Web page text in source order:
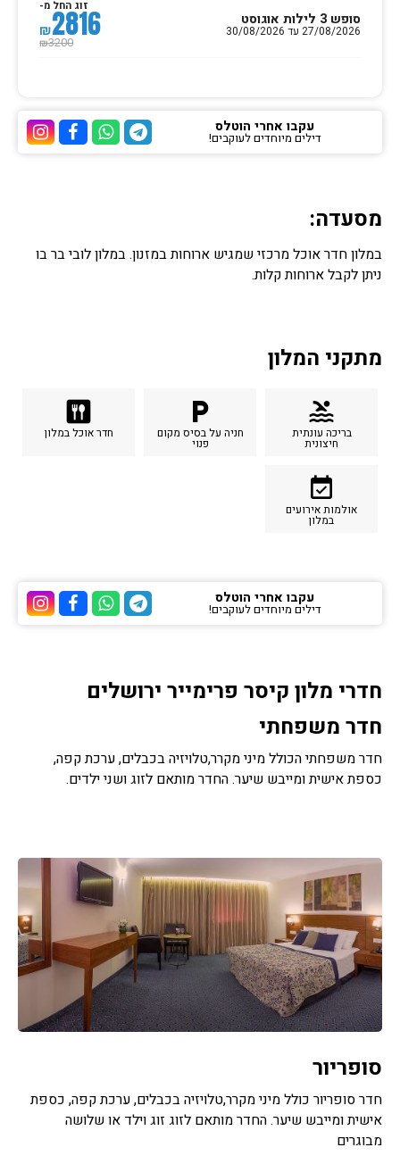
סופש 3 לילות אוגוסט
27/08/2026 עד 30/08/2026
זוג החל מ-
₪2816
₪3200
ערוץ ערוץ
ערוץ הוואטסאפ של
ערוץ הטלגרם של הוטלס
עקבו אחרי הוטלס
דילים מיוחדים לעוקבים!
מסעדה:
במלון חדר אוכל מרכזי שמגיש ארוחות במזנון. במלון לובי בר בו
ניתן לקבל ארוחות קלות.
מתקני המלון
pool
בריכה עונתית
חיצונית
local_parking
חניה על בסיס מקום
פנוי
dining
חדר אוכל במלון
event_available
אולמות אירועים
במלון
ערוץ ערוץ
ערוץ הוואטסאפ של
ערוץ הטלגרם של הוטלס
עקבו אחרי הוטלס
דילים מיוחדים לעוקבים!
חדרי מלון קיסר פרימייר ירושלים
חדר משפחתי
חדר משפחתי הכולל מיני מקרר,טלויזיה בכבלים, ערכת קפה,
כספת אישית ומייבש שיער. החדר מותאם לזוג ושני ילדים.
סופריור
חדר סופריור כולל מיני מקרר,טלויזיה בכבלים, ערכת קפה, כספת
אישית ומייבש שיער. החדר מותאם לזוג זוג וילד או שלושה
מבוגרים